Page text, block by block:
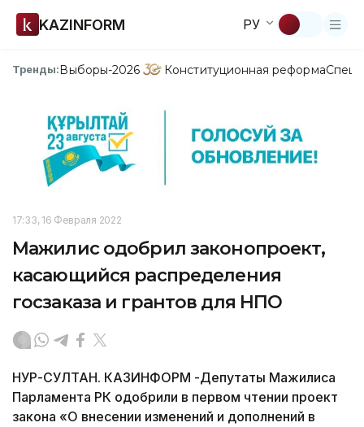
KAZINFORM РУ
Тренды:Выборы-2026 Конституционная реформа
17:33, 16 Февраля 2022
Мажилис одобрил законопроект,
касающийся распределения
госзаказа и грантов для НПО
НУР-СУЛТАН. КАЗИНФОРМ -Депутаты Мажилиса
Парламента РК одобрили в первом чтении проект
закона «О внесении изменений и дополнений в